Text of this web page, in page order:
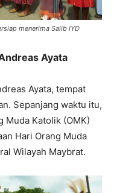
menerima Salib IYD
Ayata
Ayata, tempat
Sepanjang waktu itu,
Muda Katolik (OMK)
Hari Orang Muda
Wilayah Maybrat.